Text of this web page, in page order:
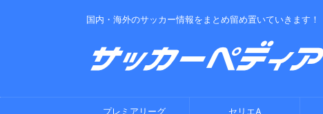
国内・海外のサッカー情報をまとめ留め置いていきます！
プレミアリーグ セリエA